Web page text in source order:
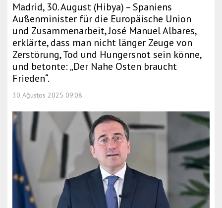
Madrid, 30. August (Hibya) – Spaniens
Außenminister für die Europäische Union
und Zusammenarbeit, José Manuel Albares,
erklärte, dass man nicht länger Zeuge von
Zerstörung, Tod und Hungersnot sein könne,
und betonte: „Der Nahe Osten braucht
Frieden“.
30 Ağustos 2025 09:08